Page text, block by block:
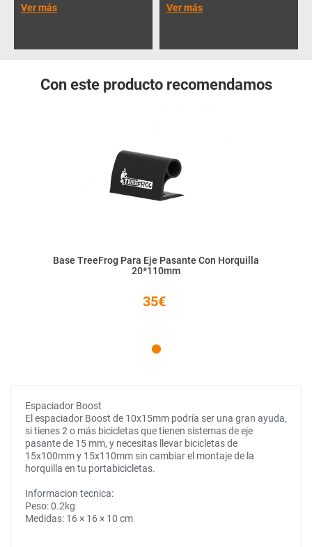
Ver más
Ver más
Con este producto recomendamos
Base TreeFrog Para Eje Pasante Con Horquilla
20*110mm
35€
Espaciador Boost
El espaciador Boost de 10x15mm podría ser una gran ayuda,
si tienes 2 o más bicicletas que tienen sistemas de eje
pasante de 15 mm, y necesitas llevar bicicletas de
15x100mm y 15x110mm sin cambiar el montaje de la
horquilla en tu portabicicletas.
Informacion tecnica:
Peso: 0.2kg
Medidas: 16 × 16 × 10 cm